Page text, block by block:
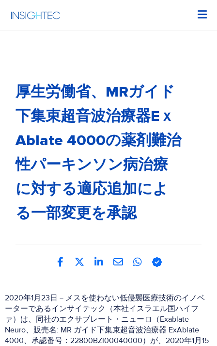
厚生労働省、MRガイド
下集束超音波治療器Eｘ
Ablate 4000の薬剤難治
性パーキンソン病治療
に対する適応追加によ
る一部変更を承認
2020年1月23日－メスを使わない低侵襲医療技術のイノベ
ーターであるインサイテック（本社イスラエル国ハイフ
ァ）は、同社のエクサブレート・ニューロ（Exablate
Neuro、販売名: MR ガイド下集束超音波治療器 ExAblate
4000、承認番号：22800BZI00040000）が、2020年1月15